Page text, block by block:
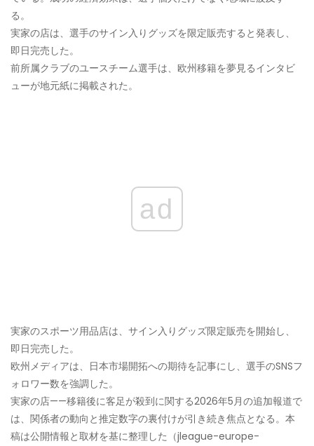
る。
実家の店は、選手のサイン入りグッズを限定販売すると発表し、
即日完売した。
前所属クラブのユースチーム選手は、欧州移籍を夢見るインタビ
ューが地元紙に掲載された。
ad
実家のスポーツ用品店は、サイン入りグッズ限定販売を開始し、
即日完売した。
欧州メディアは、日本市場開拓への期待を記事にし、選手のSNSフ
ォロワー数を強調した。
実家の店——移籍後に客足が殺到に関する2026年5月の追加報道で
は、関係者の動向と推定数字の裏付けが引き続き焦点となる。本
稿は公開情報と取材を基に整理した（jleague-europe-